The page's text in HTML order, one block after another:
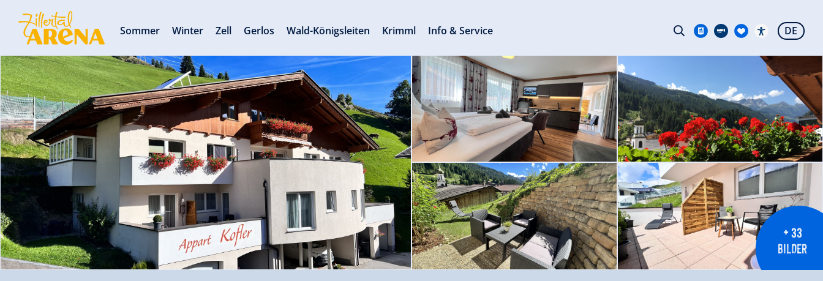
+ 33
BILDER
Sommer Winter Zell Gerlos Wald-Königsleiten Krimml Info & Service DE